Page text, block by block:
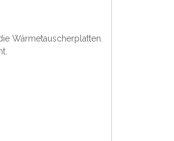
Wärmetauscherplatten.